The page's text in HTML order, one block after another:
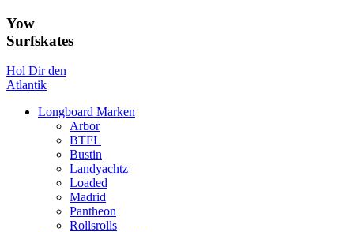
Yow
Surfskates
Hol Dir den
Atlantik
Longboard Marken
Arbor
BTFL
Bustin
Landyachtz
Loaded
Madrid
Pantheon
Rollsrolls